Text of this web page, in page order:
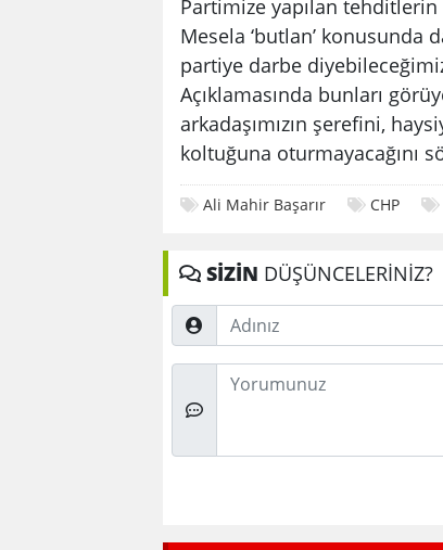
Partimize yapılan
Mesela ‘butlan’ konusunda
partiye darbe
Açıklamasında bunları
arkadaşımızın şerefini,
koltuğuna oturmayacağını
Ali Mahir Başarır CHP
SİZİN DÜŞÜNCELERİNİZ?
Adınız
Düşünceleriniz